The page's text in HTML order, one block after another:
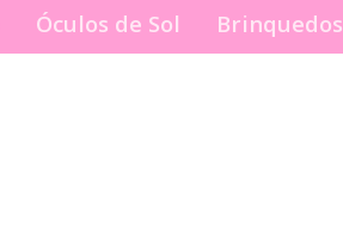
Óculos de Sol Brinquedos